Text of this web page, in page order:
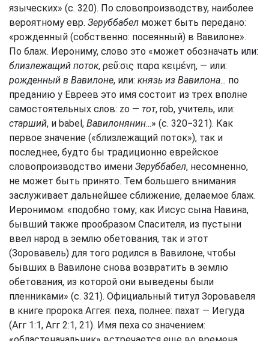
языческих» (с. 320). По словопроизводству, наиболее
вероятному евр. Зеруббабел может быть передано:
«рожденный (собственно: посеянный) в Вавилоне».
По блаж. Иерониму, слово это «может обозначать или:
близлежащий поток, ρεῦ:σις παρα κειμένη, — или:
рожденный в Вавилоне, или: князь из Вавилона... по
преданию у Евреев это имя состоит из трех вполне
самостоятельных слов: zo — тот, rob, учитель, или:
старший, и babel, Вавилонянин...» (с. 320−321). Как
первое значение («близлежащий поток»), так и
последнее, будто бы традиционно еврейское
словопроизводство имени Зеруббабел, несомненно,
не может быть принято. Тем большего внимания
заслуживает дальнейшее сближение, делаемое блаж.
Иеронимом: «подобно тому; как Иисус сына Навина,
бывший также прообразом Спасителя, из пустыни
ввел народ в землю обетования, так и этот
(Зоровавель) для того родился в Вавилоне, чтобы
бывших в Вавилоне снова возвратить в землю
обетования, из которой они выведены были
пленниками» (с. 321). Официальный титул Зоровавеля
в книге пророка Аггея: пеха, полнее: пахат — Иегуда
(Агг 1:1, Агг 2:1, 21). Имя пеха со значением: